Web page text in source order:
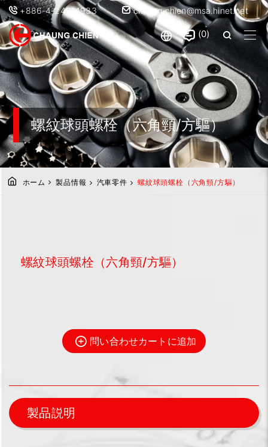
+886-4-24914933 chaung.chien@msa.hinet.net
0
螺紋球頭螺栓（六角頸/方驅）
ホーム 製品情報 汽車零件 螺紋球頭螺栓（六角頸/方驅）
螺紋球頭螺栓（六角頸/方驅）
問い合わせカートに追加
製品説明